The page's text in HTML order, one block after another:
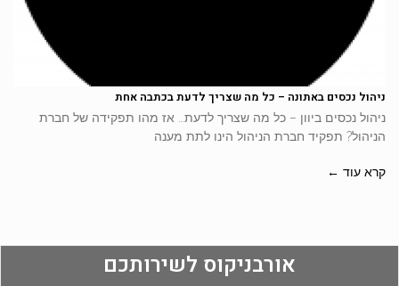
ניהול נכסים באתונה – כל מה שצריך לדעת בכתבה אחת
ניהול נכסים ביוון – כל מה שצריך לדעת… אז מהו תפקידה של חברת
הניהול? תפקיד חברת הניהול הינו לתת מענה
קרא עוד ←
אורבניקוס לשירותכם